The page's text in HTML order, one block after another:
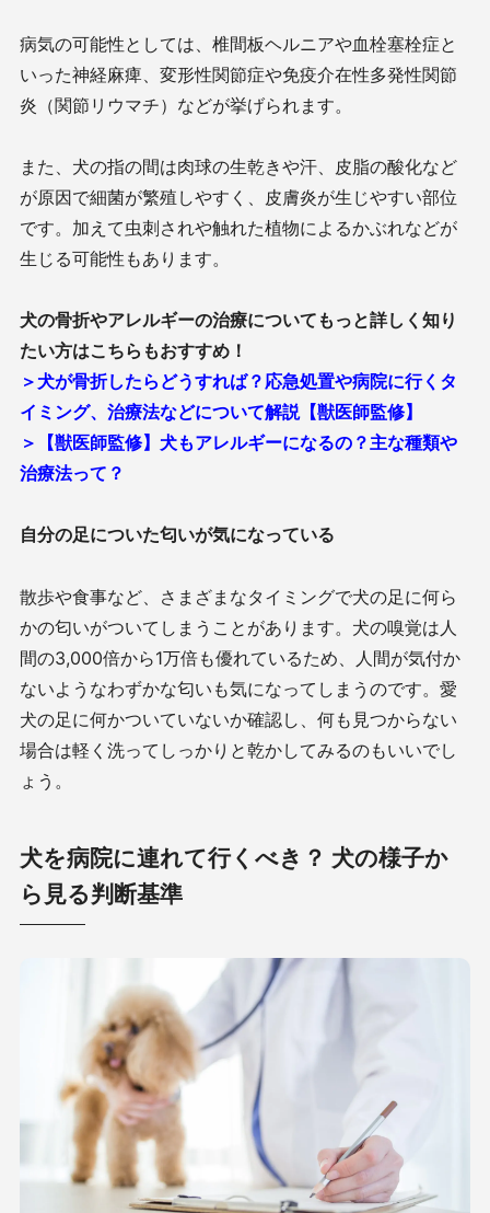
病気の可能性としては、椎間板ヘルニアや血栓塞栓症と
いった神経麻痺、変形性関節症や免疫介在性多発性関節
炎（関節リウマチ）などが挙げられます。
また、犬の指の間は肉球の生乾きや汗、皮脂の酸化など
が原因で細菌が繁殖しやすく、皮膚炎が生じやすい部位
です。加えて虫刺されや触れた植物によるかぶれなどが
生じる可能性もあります。
犬の骨折やアレルギーの治療についてもっと詳しく知り
たい方はこちらもおすすめ！
＞犬が骨折したらどうすれば？応急処置や病院に行くタ
イミング、治療法などについて解説【獣医師監修】
＞【獣医師監修】犬もアレルギーになるの？主な種類や
治療法って？
自分の足についた匂いが気になっている
散歩や食事など、さまざまなタイミングで犬の足に何ら
かの匂いがついてしまうことがあります。犬の嗅覚は人
間の3,000倍から1万倍も優れているため、人間が気付か
ないようなわずかな匂いも気になってしまうのです。愛
犬の足に何かついていないか確認し、何も見つからない
場合は軽く洗ってしっかりと乾かしてみるのもいいでし
ょう。
犬を病院に連れて行くべき？ 犬の様子か
ら見る判断基準